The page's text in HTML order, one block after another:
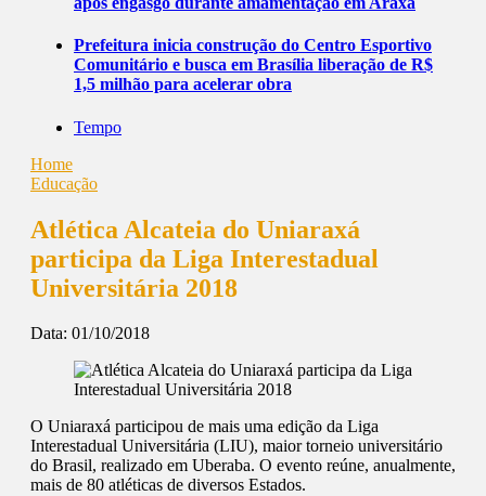
Prefeitura inicia construção do Centro Esportivo
Comunitário e busca em Brasília liberação de R$
1,5 milhão para acelerar obra
Tempo
Home
Educação
Atlética Alcateia do Uniaraxá
participa da Liga Interestadual
Universitária 2018
Data: 01/10/2018
O Uniaraxá participou de mais uma edição da Liga
Interestadual Universitária (LIU), maior torneio universitário
do Brasil, realizado em Uberaba. O evento reúne, anualmente,
mais de 80 atléticas de diversos Estados.